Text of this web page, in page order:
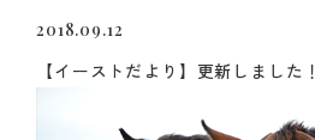
2018.09.12
【イーストだより】更新しました！